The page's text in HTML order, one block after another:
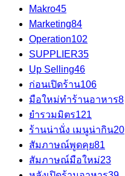
Makro45
Marketing84
Operation102
SUPPLIER35
Up Selling46
ก่อนเปิดร้าน106
มือใหม่ทำร้านอาหาร8
ยำรวมมิตร121
ร้านน่านั่ง เมนูน่ากิน20
สัมภาษณ์พูดคุย81
สัมภาษณ์มือใหม่23